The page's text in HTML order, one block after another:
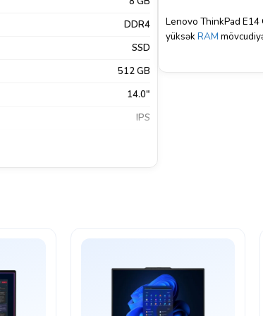
DDR4
SSD
512 GB
14.0"
IPS
Qara
Lenovo
Lenovo ThinkPad E14
yüksək RAM